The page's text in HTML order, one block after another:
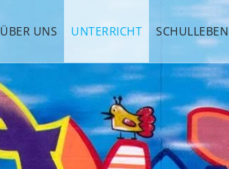
ÜBER UNS UNTERRICHT SCHULLEBEN